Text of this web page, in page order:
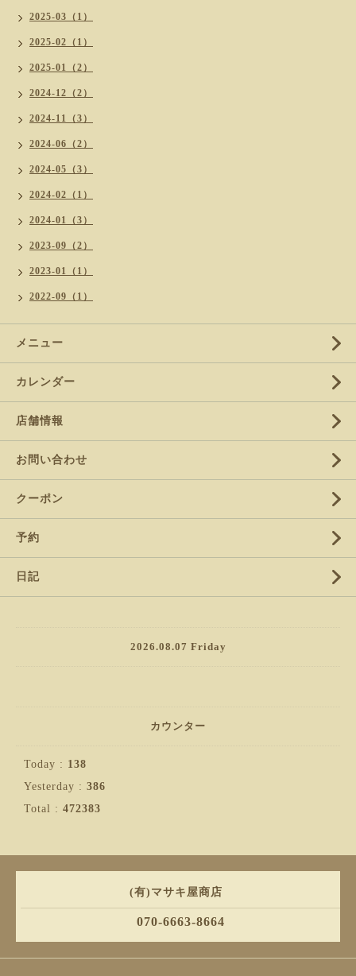
2025-03（1）
2025-02（1）
2025-01（2）
2024-12（2）
2024-11（3）
2024-06（2）
2024-05（3）
2024-02（1）
2024-01（3）
2023-09（2）
2023-01（1）
2022-09（1）
メニュー
カレンダー
店舗情報
お問い合わせ
クーポン
予約
日記
2026.08.07 Friday
カウンター
Today : 138
Yesterday : 386
Total : 472383
(有)マサキ屋商店
070-6663-8664